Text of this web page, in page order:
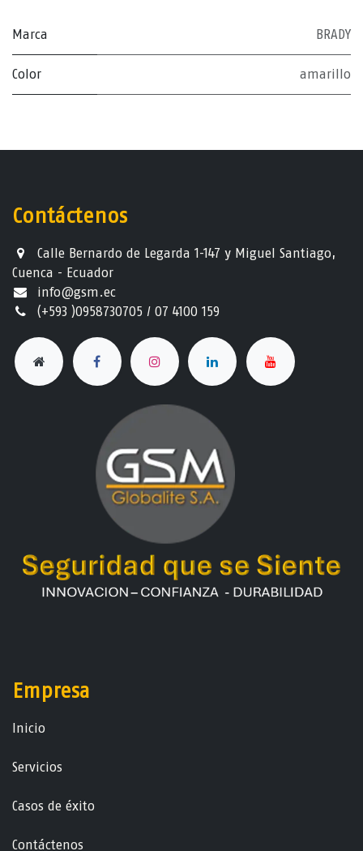
Marca BRADY
Color amarillo
Contáctenos
Calle Bernardo de Legarda 1-147 y Miguel Santiago,
Cuenca - Ecuador
info@gsm.ec​
(+593 )0958730705 / 07 4100 159
Empresa
Ini​ci​o
Servicios
Casos de éxito
Contáctenos